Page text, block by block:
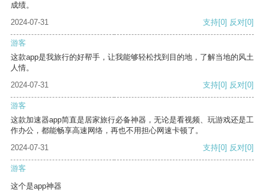
成绩。
2024-07-31
支持[0] 反对[0]
游客
这款app是我旅行的好帮手，让我能够轻松找到目的地，了解当地的风土
人情。
2024-07-31
支持[0] 反对[0]
游客
这款加速器app简直是居家旅行必备神器，无论是看视频、玩游戏还是工
作办公，都能畅享高速网络，再也不用担心网速卡顿了。
2024-07-31
支持[0] 反对[0]
游客
这个是app神器